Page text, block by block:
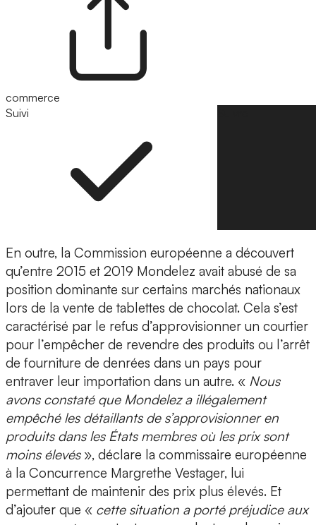
commerce
Suivi
En outre, la Commission européenne a découvert
qu’entre 2015 et 2019 Mondelez avait abusé de sa
position dominante sur certains marchés nationaux
lors de la vente de tablettes de chocolat. Cela s’est
caractérisé par le refus d’approvisionner un courtier
pour l’empêcher de revendre des produits ou l’arrêt
de fourniture de denrées dans un pays pour
entraver leur importation dans un autre. « Nous
avons constaté que Mondelez a illégalement
empêché les détaillants de s’approvisionner en
produits dans les États membres où les prix sont
moins élevés », déclare la commissaire européenne
à la Concurrence Margrethe Vestager, lui
permettant de maintenir des prix plus élevés. Et
d’ajouter que « cette situation a porté préjudice aux